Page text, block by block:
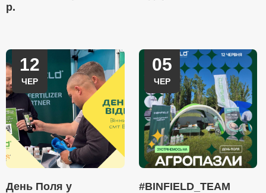
р.
12
ЧЕР
День Поля у
05
ЧЕР
#BINFIELD_TEAM